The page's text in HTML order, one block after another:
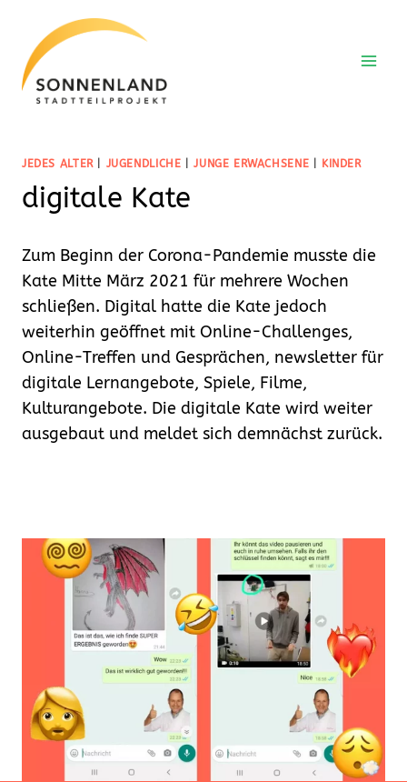
Inhalt
springen
JEDES ALTER| JUGENDLICHE |JUNGE ERWACHSENE KINDER
digitale Kate
Zum Beginn der Corona-Pandemie musste die
Kate Mitte März 2021 für mehrere Wochen
schließen. Digital hatte die Kate jedoch
weiterhin geöffnet mit Online-Challenges,
Online-Treffen und Gesprächen, newsletter für
digitale Lernangebote, Spiele, Filme,
Kulturangebote. Die digitale Kate wird weiter
ausgebaut und meldet sich demnächst zurück.